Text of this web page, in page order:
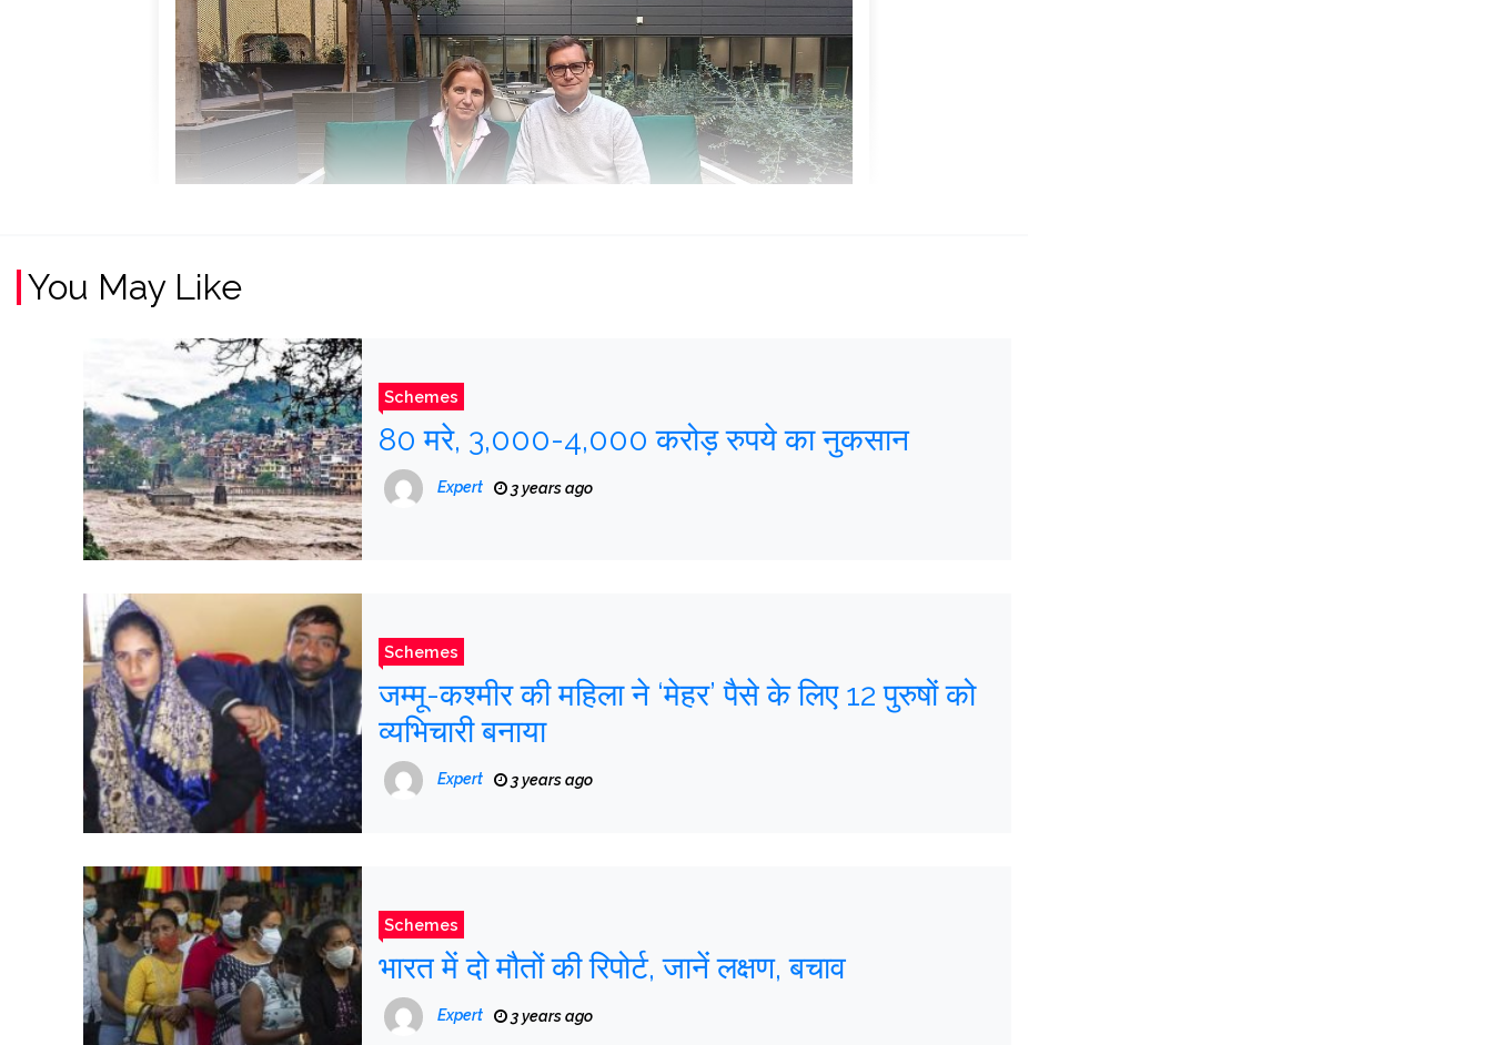
You May Like
Schemes
80 मरे, 3,000-4,000 करोड़ रुपये का नुकसान
Expert 3 years ago
Schemes
जम्मू-कश्मीर की महिला ने ‘मेहर’ पैसे के लिए 12 पुरुषों को
व्यभिचारी बनाया
Expert 3 years ago
Schemes
भारत में दो मौतों की रिपोर्ट, जानें लक्षण, बचाव
Expert 3 years ago